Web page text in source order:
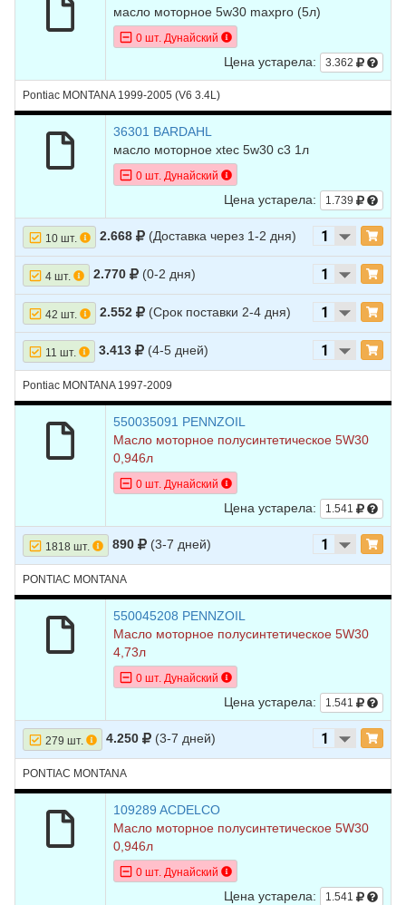
масло моторное 5w30 maxpro (5л)
0 шт. Дунайский
Цена устарела: 3.362
Pontiac MONTANA 1999-2005 (V6 3.4L)
36301 BARDAHL
масло моторное xtec 5w30 c3 1л
0 шт. Дунайский
Цена устарела: 1.739
10 шт. 2.668 (Доставка через 1-2 дня)
4 шт. 2.770 (0-2 дня)
42 шт. 2.552 (Срок поставки 2-4 дня)
11 шт. 3.413 (4-5 дней)
Pontiac MONTANA 1997-2009
550035091 PENNZOIL
Масло моторное полусинтетическое 5W30
0,946л
0 шт. Дунайский
Цена устарела: 1.541
1818 шт. 890 (3-7 дней)
PONTIAC MONTANA
550045208 PENNZOIL
Масло моторное полусинтетическое 5W30
4,73л
0 шт. Дунайский
Цена устарела: 1.541
279 шт. 4.250 (3-7 дней)
PONTIAC MONTANA
109289 ACDELCO
Масло моторное полусинтетическое 5W30
0,946л
0 шт. Дунайский
Цена устарела: 1.541